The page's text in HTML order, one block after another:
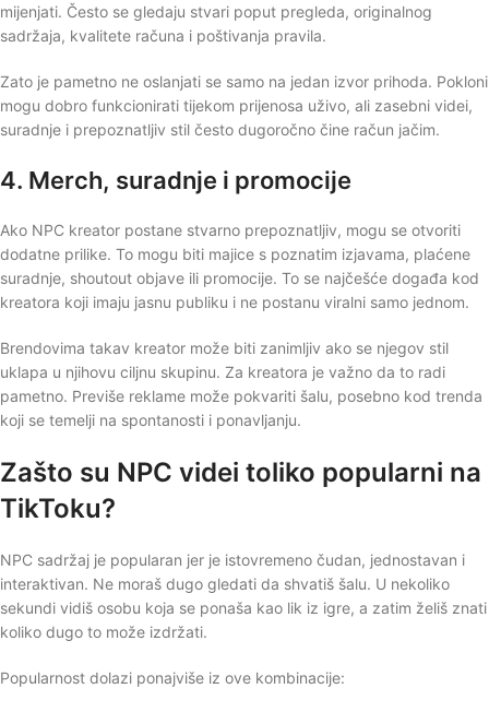
mijenjati. Često se gledaju stvari poput pregleda, originalnog
sadržaja, kvalitete računa i poštivanja pravila.
Zato je pametno ne oslanjati se samo na jedan izvor prihoda. Pokloni
mogu dobro funkcionirati tijekom prijenosa uživo, ali zasebni videi,
suradnje i prepoznatljiv stil često dugoročno čine račun jačim.
4. Merch, suradnje i promocije
Ako NPC kreator postane stvarno prepoznatljiv, mogu se otvoriti
dodatne prilike. To mogu biti majice s poznatim izjavama, plaćene
suradnje, shoutout objave ili promocije. To se najčešće događa kod
kreatora koji imaju jasnu publiku i ne postanu viralni samo jednom.
Brendovima takav kreator može biti zanimljiv ako se njegov stil
uklapa u njihovu ciljnu skupinu. Za kreatora je važno da to radi
pametno. Previše reklame može pokvariti šalu, posebno kod trenda
koji se temelji na spontanosti i ponavljanju.
Zašto su NPC videi toliko popularni na
TikToku?
NPC sadržaj je popularan jer je istovremeno čudan, jednostavan i
interaktivan. Ne moraš dugo gledati da shvatiš šalu. U nekoliko
sekundi vidiš osobu koja se ponaša kao lik iz igre, a zatim želiš znati
koliko dugo to može izdržati.
Popularnost dolazi ponajviše iz ove kombinacije: